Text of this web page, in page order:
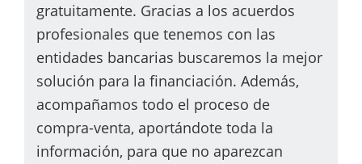
gratuitamente. Gracias a los acuerdos
profesionales que tenemos con las
entidades bancarias buscaremos la mejor
solución para la financiación. Además,
acompañamos todo el proceso de
compra-venta, aportándote toda la
información, para que no aparezcan